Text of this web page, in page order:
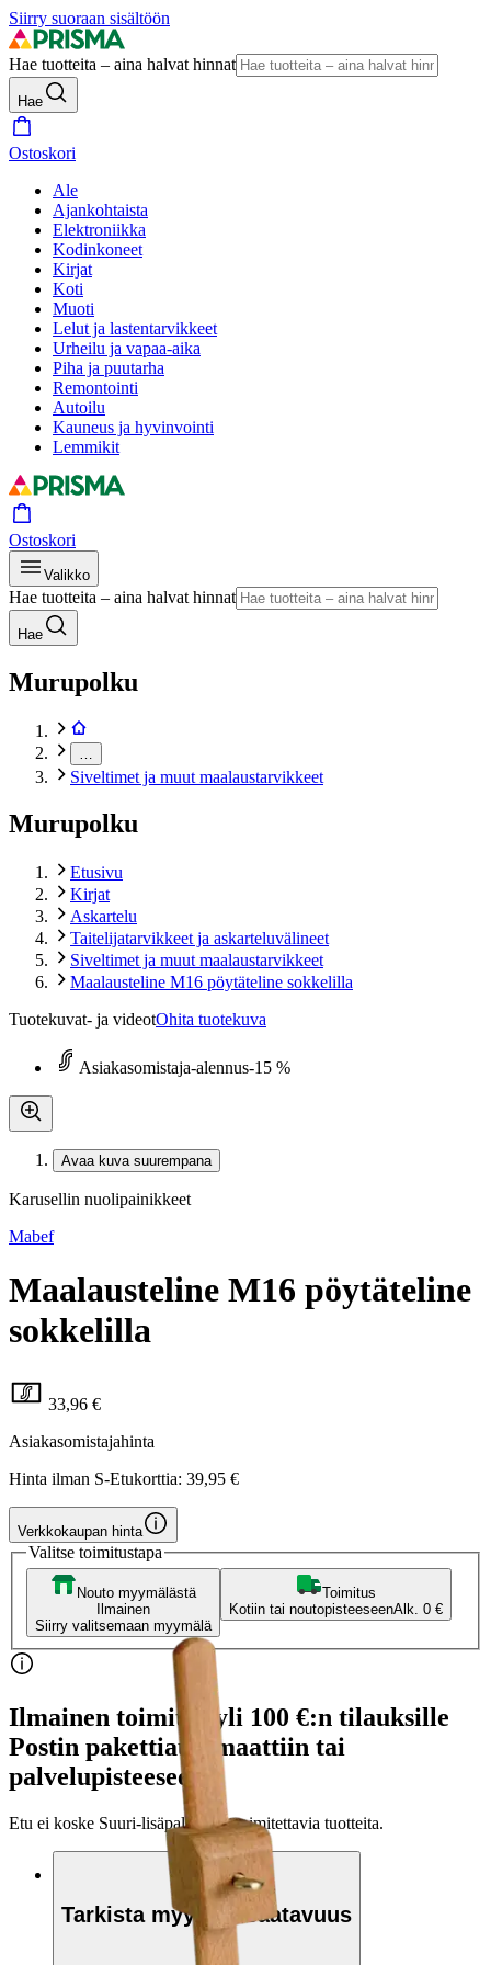
Siirry suoraan sisältöön
Hae tuotteita – aina halvat hinnat
Hae
Ostoskori
Ale
Ajankohtaista
Elektroniikka
Kodinkoneet
Kirjat
Koti
Muoti
Lelut ja lastentarvikkeet
Urheilu ja vapaa-aika
Piha ja puutarha
Remontointi
Autoilu
Kauneus ja hyvinvointi
Lemmikit
Ostoskori
Valikko
Hae tuotteita – aina halvat hinnat
Hae
Murupolku
Siveltimet ja muut maalaustarvikkeet
Murupolku
Etusivu
Kirjat
Askartelu
Taitelijatarvikkeet ja askarteluvälineet
Siveltimet ja muut maalaustarvikkeet
Maalausteline M16 pöytäteline sokkelilla
Tuotekuvat- ja videotOhita tuotekuva
Asiakasomistaja-alennus-15 %
Avaa kuva suurempana
Karusellin nuolipainikkeet
Mabef
Maalausteline M16 pöytäteline
sokkelilla
33,96 €
Asiakasomistajahinta
Hinta ilman S-Etukorttia: 39,95 €
Verkkokaupan hinta
Valitse toimitustapa
Nouto myymälästä
Ilmainen
Siirry valitsemaan myymälä
Toimitus
Kotiin tai noutopisteeseenAlk. 0 €
Ilmainen toimitus yli 100 €:n tilauksille
Postin pakettiautomaattiin tai
palvelupisteeseen!
Etu ei koske Suuri‑lisäpalvelulla toimitettavia tuotteita.
Tarkista myymäläsaatavuus